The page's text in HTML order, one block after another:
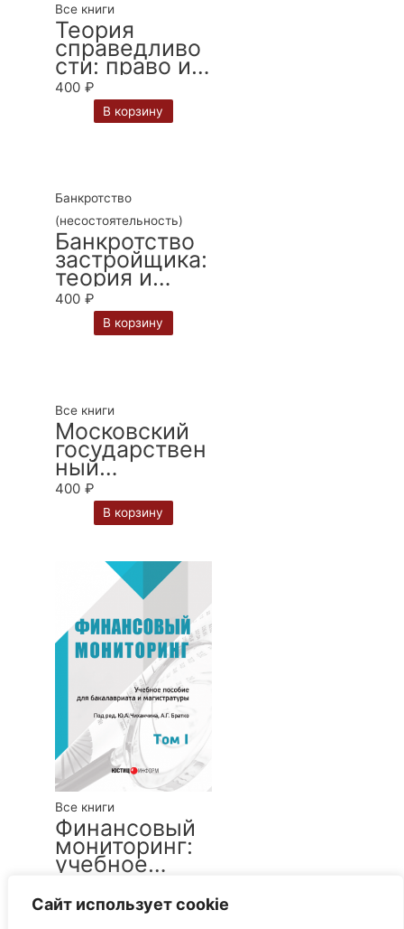
Сайт использует cookie
Все книги
Теория
справедливо
сти: право и
экономика /
В. А. Вайпан
400 ₽
В корзину
Банкротство
(несостоятельность)
Банкротство
застройщика:
теория и
практика
правопримен
ения:
В. Фролов
400 ₽
В корзину
Все книги
Московский
государствен
ный
университет
имени М.В.
Ломоносова.
справочник.
Составитель
В.Г. Тимошин.
— 2-е изд.,
доп.
400 ₽
В корзину
Все книги
Финансовый
мониторинг:
учебное
пособие для
бакалавриата
и В корзину